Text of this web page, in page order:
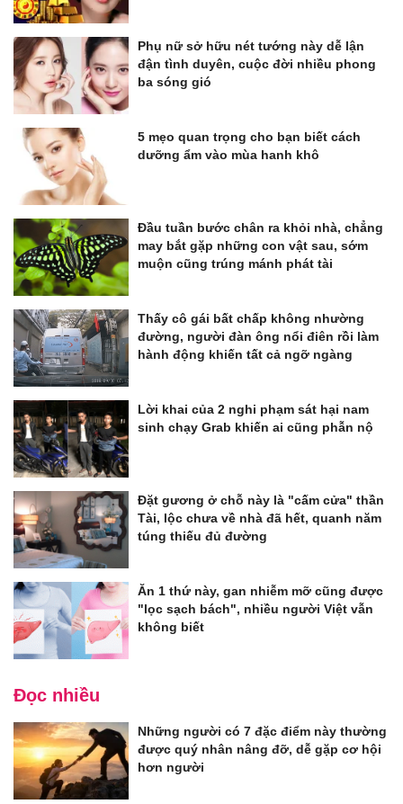
Phụ nữ sở hữu nét tướng này dễ lận
đận tình duyên, cuộc đời nhiều phong
ba sóng gió
5 mẹo quan trọng cho bạn biết cách
dưỡng ẩm vào mùa hanh khô
Đầu tuần bước chân ra khỏi nhà, chẳng
may bắt gặp những con vật sau, sớm
muộn cũng trúng mánh phát tài
Thấy cô gái bất chấp không nhường
đường, người đàn ông nổi điên rồi làm
hành động khiến tất cả ngỡ ngàng
Lời khai của 2 nghi phạm sát hại nam
sinh chạy Grab khiến ai cũng phẫn nộ
Đặt gương ở chỗ này là "cấm cửa" thần
Tài, lộc chưa về nhà đã hết, quanh năm
túng thiếu đủ đường
Ăn 1 thứ này, gan nhiễm mỡ cũng được
"lọc sạch bách", nhiều người Việt vẫn
không biết
Đọc nhiều
Những người có 7 đặc điểm này thường
được quý nhân nâng đỡ, dễ gặp cơ hội
hơn người